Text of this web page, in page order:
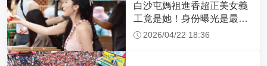
白沙屯媽祖進香超正美女義
工竟是她！身份曝光是最美
禮生 一輩子不結婚
2026/04/22 18:36